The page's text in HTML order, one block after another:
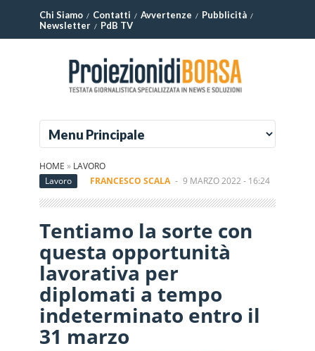
Chi Siamo Contatti Avvertenze
Pubblicità
Newsletter
PdB TV
HOME » LAVORO
Lavoro
FRANCESCO SCALA - 9 MARZO 2022 - 16:24
Tentiamo la sorte con
questa opportunità
lavorativa per
diplomati a tempo
indeterminato entro il
31 marzo